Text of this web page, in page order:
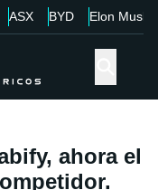
ASX BYD Elon Musk
ahora el